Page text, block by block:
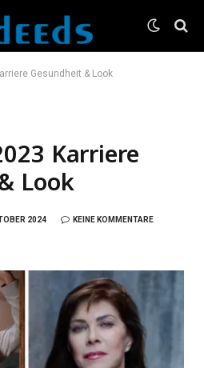
Gesundheit & Look
Karriere
Look
2024 KEINE KOMMENTARE